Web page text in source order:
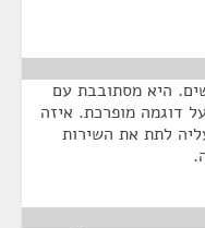
היא מסתובבת עם
דוגמה מופרכת. איזה
לתת את השירות